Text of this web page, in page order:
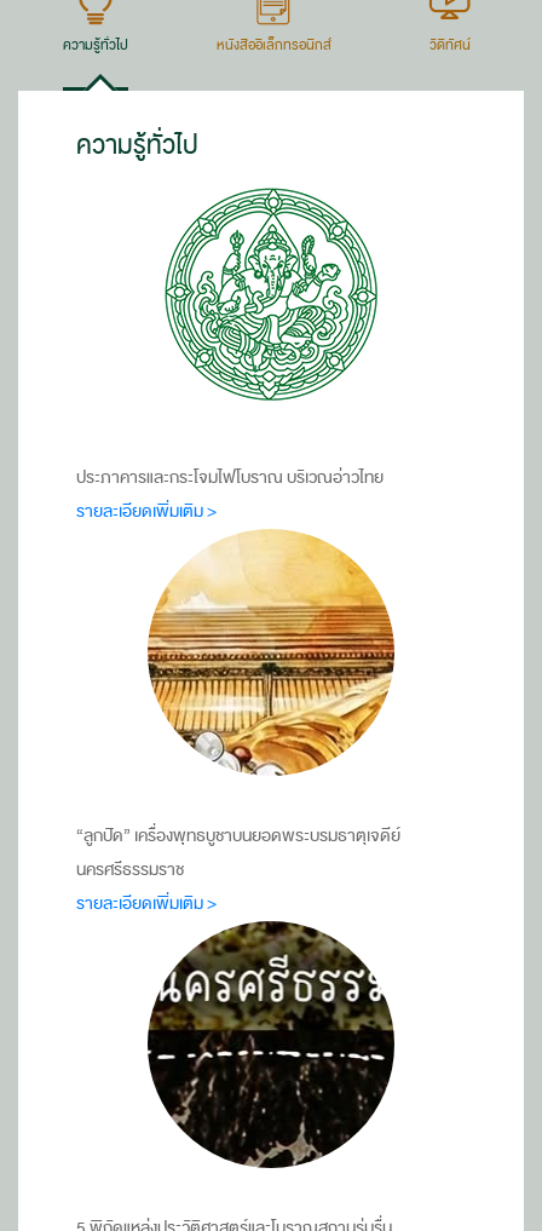
ความรู้ทั่วไป หนังสืออิเล็กทรอนิกส์ วีดิทัศน์
ความรู้ทั่วไป
ประภาคารและกระโจมไฟโบราณ บริเวณอ่าวไทย
รายละเอียดเพิ่มเติม >
“ลูกปัด” เครื่องพุทธบูชาบนยอดพระบรมธาตุเจดีย์
นครศรีธรรมราช
รายละเอียดเพิ่มเติม >